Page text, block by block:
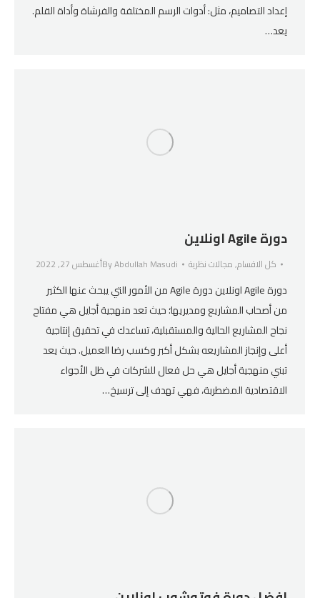
إعداد التصاميم، مثل: أدوات الرسم المختلفة والفرشاة وأداة القلم.
يعد…
دورة Agile اونلاين
كل الاقسام,مجالات نظرية ByAbdullah Masudi أغسطس 27, 2022
دورة Agile اونلاين دورة Agile من الأمور التي يبحث عنها الكثير
من أصحاب المشاريع ومديريها؛ حيث تعد منهجية أجايل هي مفتاح
نجاح المشاريع الحالية والمستقبلية، تساعدك في تحقيق إنتاجية
أعلى وإنجاز المشاريعه بشكل أكبر وكسب رضا العميل. حيث يعد
تبني منهجية أجايل هي حل فعال للشركات في ظل الأجواء
الاقتصادية المضطربة، فهي تهدف إلى ترسيخ…